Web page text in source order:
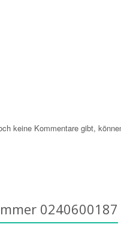
keine Kommentare gibt,
0240600187